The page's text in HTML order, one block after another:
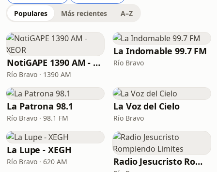
Populares Más recientes A–Z
NotiGAPE 1390 AM - XEOR
Río Bravo · 1390 AM
La Indomable 99.7 FM
Río Bravo
La Patrona 98.1
Río Bravo · 98.1 FM
La Voz del Cielo
Río Bravo
La Lupe - XEGH
Río Bravo · 620 AM Radio Jesucristo Rompiendo Limites